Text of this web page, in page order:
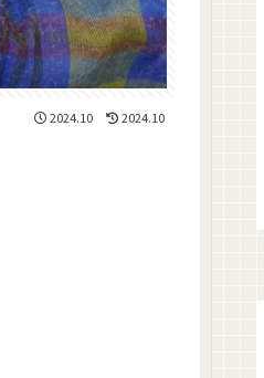
2024.10 2024.10